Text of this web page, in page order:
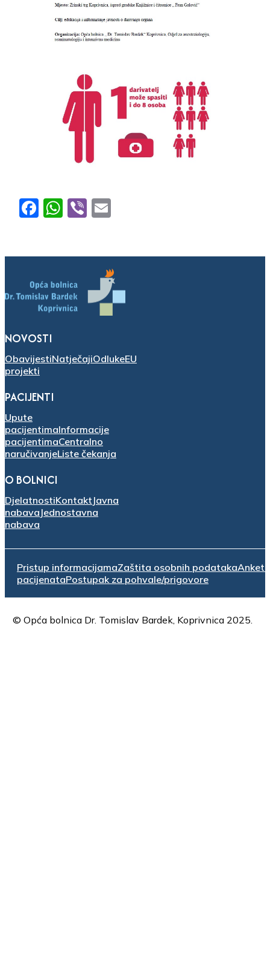
Facebook
WhatsApp
Viber
NOVOSTI
ObavijestiNatječajiOdlukeEU
projekti
PACIJENTI
Upute
pacijentimaInformacije
pacijentimaCentralno
naručivanjeListe čekanja
O BOLNICI
DjelatnostiKontakt Javna
nabava Jednostavna
nabava
Pristup informacijamaZaštita osobnih podatakaAnketa
pacijenataPostupak za pohvale/prigovore
© Opća bolnica Dr. Tomislav Bardek, Koprivnica 2025.